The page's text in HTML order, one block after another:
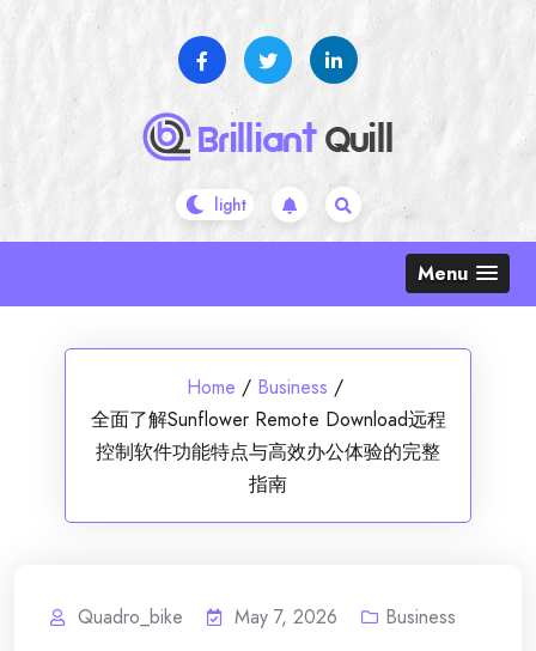
content
Menu
Home / Business /
全面了解Sunflower Remote Download远程
控制软件功能特点与高效办公体验的完整
指南
Quadro_bike May 7, 2026 Business